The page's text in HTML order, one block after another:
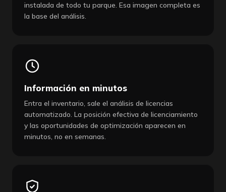
instalada de todo tu parque. Esa imagen completa es
la base del análisis.
Información en minutos
Entra el inventario, sale el análisis de licencias
automatizado. La posición efectiva de licenciamiento
y las oportunidades de optimización aparecen en
minutos, no en semanas.